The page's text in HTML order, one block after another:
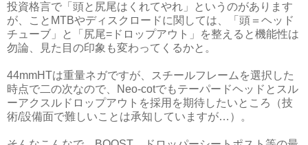
投資格言で「頭と尻尾はくれてやれ」というのがあります
が、ことMTBやディスクロードに関しては、「頭＝ヘッド
チューブ」と「尻尾=ドロップアウト」を整えると機能性は
勿論、見た目の印象も変わってくるかと。
44mmHTは重量ネガですが、スチールフレームを選択した
時点で二の次なので、Neo-cotでもテーパードヘッドとスル
ーアクスルドロップアウトを採用を期待したいところ（技
術/設備面で難しいことは承知していますが…）。